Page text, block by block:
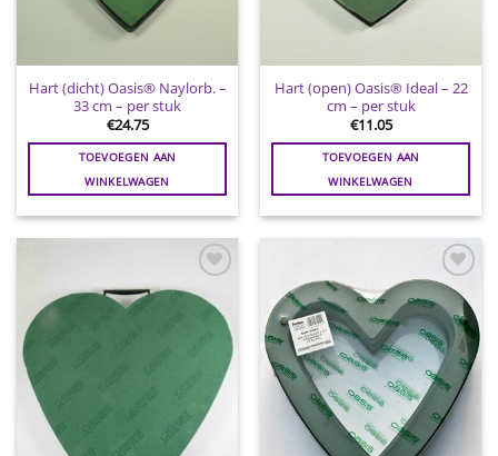
Hart (dicht) Oasis® Naylorb. –
33 cm – per stuk
€24.75
TOEVOEGEN AAN
WINKELWAGEN
Hart (open) Oasis® Ideal – 22
cm – per stuk
€11.05
TOEVOEGEN AAN
WINKELWAGEN
Toevoegen
aan
Toevoegen
aan
wenslijst